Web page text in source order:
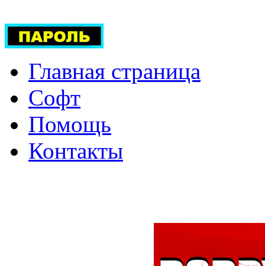
Главная страница
Софт
Помощь
Контакты